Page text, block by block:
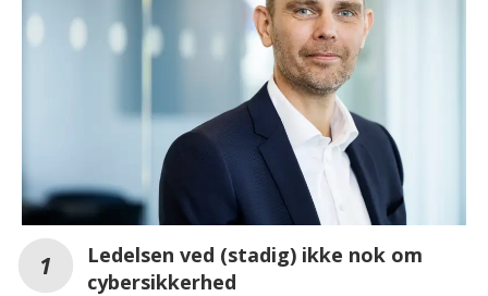
Ledelsen ved (stadig) ikke nok om
cybersikkerhed